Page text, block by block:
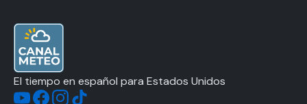
El tiempo en español para Estados Unidos